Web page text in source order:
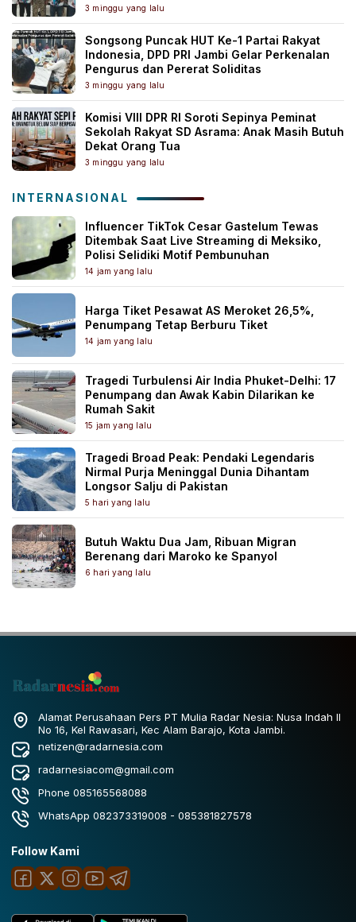
3 minggu yang lalu
Songsong Puncak HUT Ke-1 Partai Rakyat
Indonesia, DPD PRI Jambi Gelar Perkenalan
Pengurus dan Pererat Soliditas
3 minggu yang lalu
Komisi VIII DPR RI Soroti Sepinya Peminat
Sekolah Rakyat SD Asrama: Anak Masih Butuh
Dekat Orang Tua
3 minggu yang lalu
INTERNASIONAL
Influencer TikTok Cesar Gastelum Tewas
Ditembak Saat Live Streaming di Meksiko,
Polisi Selidiki Motif Pembunuhan
14 jam yang lalu
Harga Tiket Pesawat AS Meroket 26,5%,
Penumpang Tetap Berburu Tiket
14 jam yang lalu
Tragedi Turbulensi Air India Phuket-Delhi: 17
Penumpang dan Awak Kabin Dilarikan ke
Rumah Sakit
15 jam yang lalu
Tragedi Broad Peak: Pendaki Legendaris
Nirmal Purja Meninggal Dunia Dihantam
Longsor Salju di Pakistan
5 hari yang lalu
Butuh Waktu Dua Jam, Ribuan Migran
Berenang dari Maroko ke Spanyol
6 hari yang lalu
Alamat Perusahaan Pers PT Mulia Radar Nesia: Nusa Indah II
No 16, Kel Rawasari, Kec Alam Barajo, Kota Jambi.
netizen@radarnesia.com
radarnesiacom@gmail.com
Phone 085165568088
WhatsApp 082373319008 - 085381827578
Follow Kami